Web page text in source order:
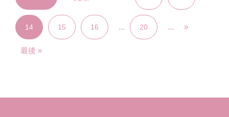
14 15 16 ... 20 ... »
最後 »